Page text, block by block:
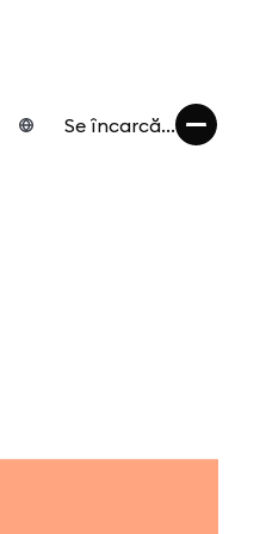
Se încarcă...